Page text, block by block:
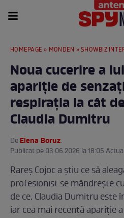
HOMEPAGE » MONDEN »SHOWBIZ
Noua cucerire a
apariție de
respirația la cât
Claudia Dumitru
DeElena Boruz.
Publicat pe 03.06.2026 la 18:05
Rareș Cojoc a știu ce să
profesionist se mândrește
de ce. Claudia Dumitru
iar cea mai recentă apariție